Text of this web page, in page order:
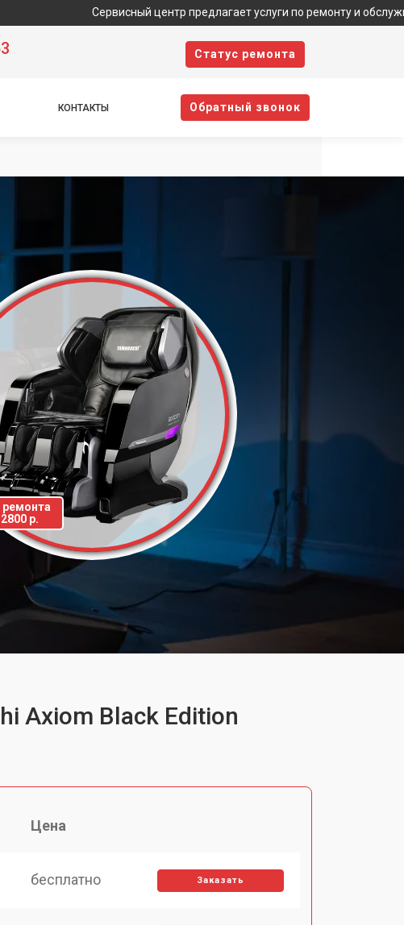
Сервисный центр предлагает услуги по ремонту и обслуживанию
Cтатус ремонта
КОНТАКТЫ Oбратный звонок
ремонта
р.
Axiom Black Edition
Цена
бесплатно Заказать